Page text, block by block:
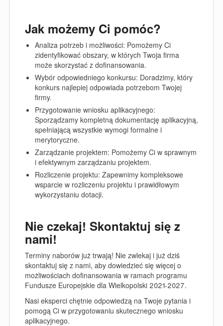
Jak możemy Ci pomóc?
Analiza potrzeb i możliwości: Pomożemy Ci
zidentyfikować obszary, w których Twoja firma
może skorzystać z dofinansowania.
Wybór odpowiedniego konkursu: Doradzimy, który
konkurs najlepiej odpowiada potrzebom Twojej
firmy.
Przygotowanie wniosku aplikacyjnego:
Sporządzamy kompletną dokumentację aplikacyjną,
spełniającą wszystkie wymogi formalne i
merytoryczne.
Zarządzanie projektem: Pomożemy Ci w sprawnym
i efektywnym zarządzaniu projektem.
Rozliczenie projektu: Zapewnimy kompleksowe
wsparcie w rozliczeniu projektu i prawidłowym
wykorzystaniu dotacji.
Nie czekaj! Skontaktuj się z
nami!
Terminy naborów już trwają! Nie zwlekaj i już dziś
skontaktuj się z nami, aby dowiedzieć się więcej o
możliwościach dofinansowania w ramach programu
Fundusze Europejskie dla Wielkopolski 2021-2027.
Nasi eksperci chętnie odpowiedzą na Twoje pytania i
pomogą Ci w przygotowaniu skutecznego wniosku
aplikacyjnego.